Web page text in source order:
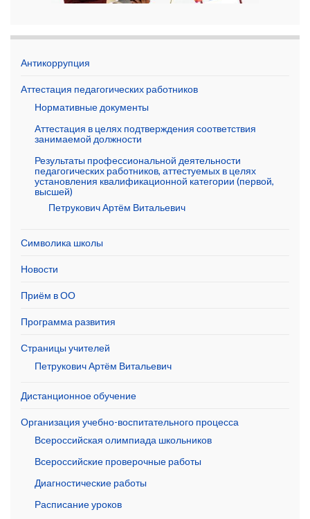
Антикоррупция
Аттестация педагогических работников
Нормативные документы
Аттестация в целях подтверждения соответствия
занимаемой должности
Результаты профессиональной деятельности
педагогических работников, аттестуемых в целях
установления квалификационной категории (первой,
высшей)
Петрукович Артём Витальевич
Символика школы
Новости
Приём в ОО
Программа развития
Страницы учителей
Петрукович Артём Витальевич
Дистанционное обучение
Организация учебно-воспитательного процесса
Всероссийская олимпиада школьников
Всероссийские проверочные работы
Диагностические работы
Расписание уроков